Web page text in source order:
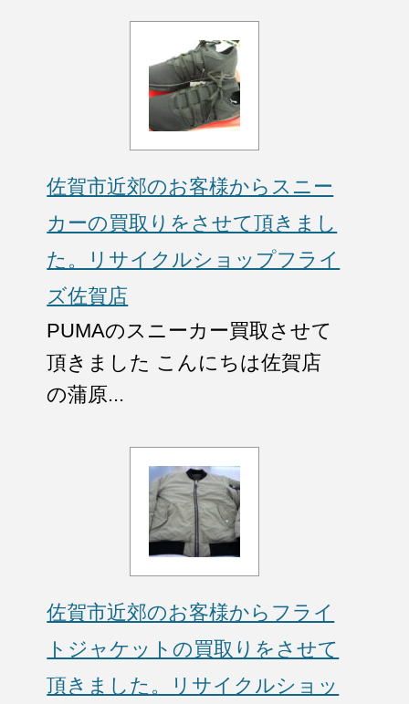
佐賀市近郊のお客様からスニー
カーの買取りをさせて頂きまし
た。リサイクルショップフライ
ズ佐賀店
PUMAのスニーカー買取させて
頂きました こんにちは佐賀店
の蒲原...
佐賀市近郊のお客様からフライ
トジャケットの買取りをさせて
頂きました。リサイクルショッ